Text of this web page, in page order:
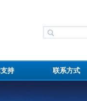
持 联系方式